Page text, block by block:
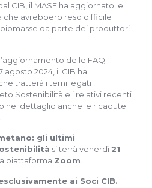
CIB, il MASE ha aggiornato le
che avrebbero reso difficile
da parte dei produttori
delle FAQ
agosto 2024, il CIB ha
tratterà i temi legati
Sostenibilità e i relativi recenti
nel dettaglio anche le ricadute
gli ultimi
si terrà venerdì 21
piattaforma Zoom.
ai Soci CIB.